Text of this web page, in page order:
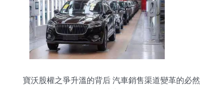
寶沃股權之爭升溫的背后 汽車銷售渠道變革的必然